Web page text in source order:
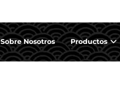
Sobre Nosotros Productos